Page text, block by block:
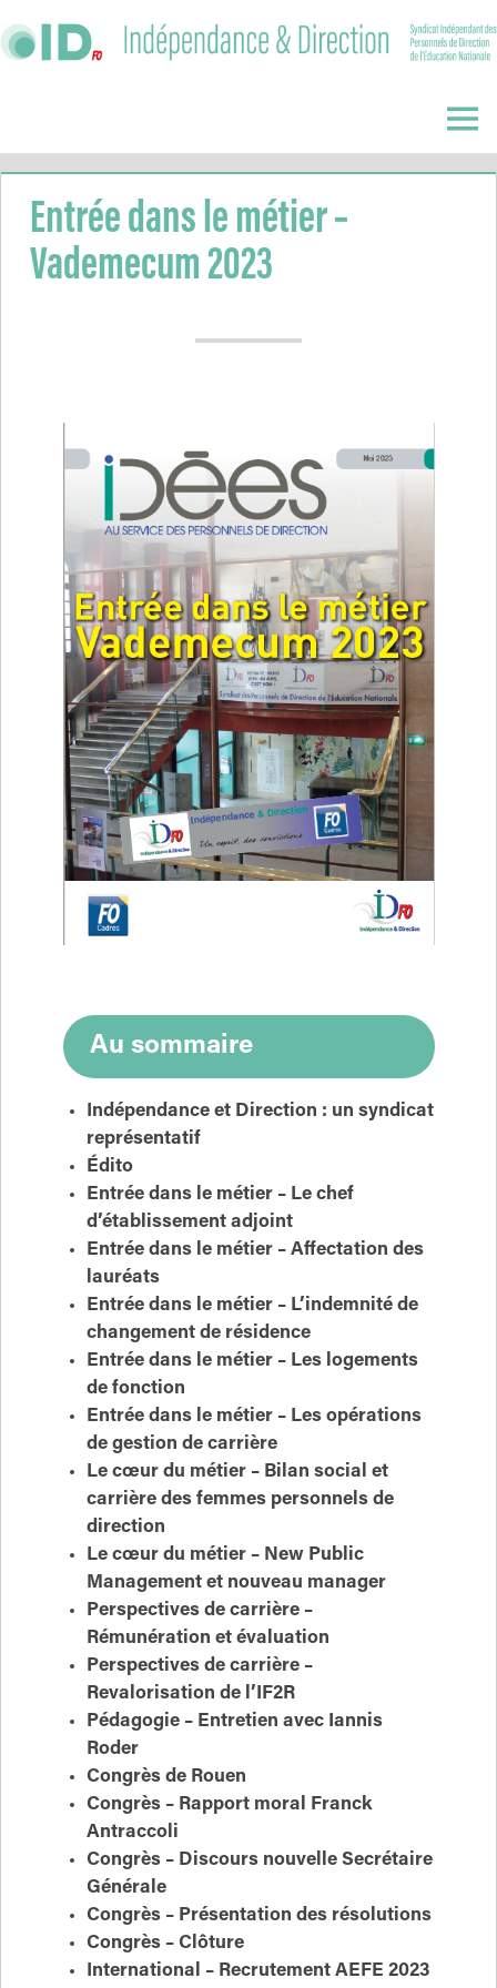
to
Direction
Menu
Entrée dans le métier –
Vademecum 2023
Au sommaire
Indépendance et Direction : un syndicat
représentatif
Édito
Entrée dans le métier – Le chef
d’établissement adjoint
Entrée dans le métier – Affectation des
lauréats
Entrée dans le métier – L’indemnité de
changement de résidence
Entrée dans le métier – Les logements
de fonction
Entrée dans le métier – Les opérations
de gestion de carrière
Le cœur du métier – Bilan social et
carrière des femmes personnels de
direction
Le cœur du métier – New Public
Management et nouveau manager
Perspectives de carrière –
Rémunération et évaluation
Perspectives de carrière –
Revalorisation de l’IF2R
Pédagogie – Entretien avec Iannis
Roder
Congrès de Rouen
Congrès – Rapport moral Franck
Antraccoli
Congrès – Discours nouvelle Secrétaire
Générale
Congrès – Présentation des résolutions
Congrès – Clôture
International – Recrutement AEFE 2023